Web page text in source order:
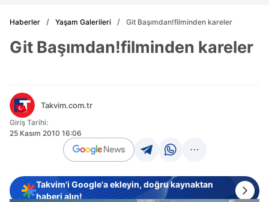
Haberler Yaşam Galerileri Git Başımdan!filminden kareler
Git Başımdan!filminden kareler
Takvim.com.tr
Giriş Tarihi:
25 Kasım 2010 16:06
Takvim'i Google'a ekleyin, doğru kaynaktan
haberi alın!